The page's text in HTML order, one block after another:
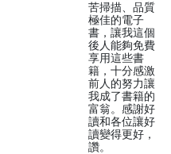
苦掃描、品質
極佳的電子
書，讓我這個
後人能夠免費
享用這些書
籍，十分感激
前人的努力讓
我成了書籍的
富翁。感謝好
讀和各位讓好
讀變得更好，
讚。